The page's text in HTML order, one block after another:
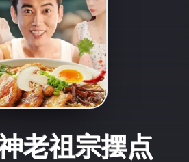
老祖宗摆点